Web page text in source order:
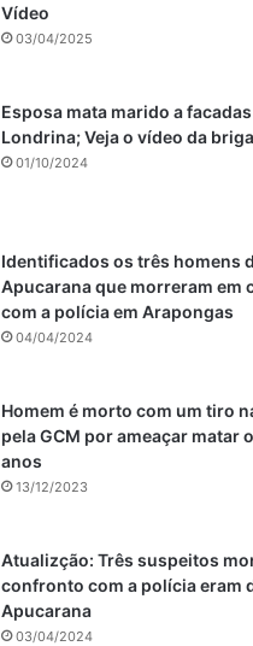
Vídeo
03/04/2025
Esposa mata marido a
Londrina; Veja o vídeo da briga
01/10/2024
Identificados os três homens
Apucarana que morreram em
com a polícia em Arapongas
04/04/2024
Homem é morto com um tiro
pela GCM por ameaçar matar
anos
13/12/2023
Atualizção: Três suspeitos
confronto com a polícia eram
Apucarana
03/04/2024